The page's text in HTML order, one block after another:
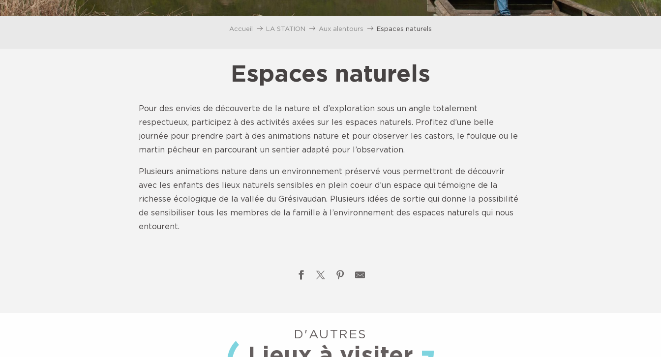
Accueil LA STATION Aux alentours Espaces naturels
Espaces naturels
Pour des envies de découverte de la nature et d’exploration sous un angle totalement
respectueux, participez à des activités axées sur les espaces naturels. Profitez d’une belle
journée pour prendre part à des animations nature et pour observer les castors, le foulque ou le
martin pêcheur en parcourant un sentier adapté pour l’observation.
Plusieurs animations nature dans un environnement préservé vous permettront de découvrir
avec les enfants des lieux naturels sensibles en plein coeur d’un espace qui témoigne de la
richesse écologique de la vallée du Grésivaudan. Plusieurs idées de sortie qui donne la possibilité
de sensibiliser tous les membres de la famille à l’environnement des espaces naturels qui nous
entourent.
D'AUTRES